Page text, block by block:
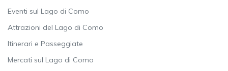
Eventi sul Lago di Como
Attrazioni del Lago di Como
Itinerari e Passeggiate
Mercati sul Lago di Como